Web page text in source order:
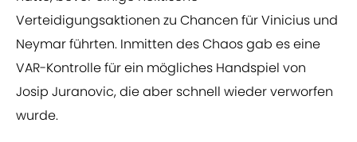
Verteidigungsaktionen zu Chancen für Vinicius und
Neymar führten. Inmitten des Chaos gab es eine
VAR-Kontrolle für ein mögliches Handspiel von
Josip Juranovic, die aber schnell wieder verworfen
wurde.